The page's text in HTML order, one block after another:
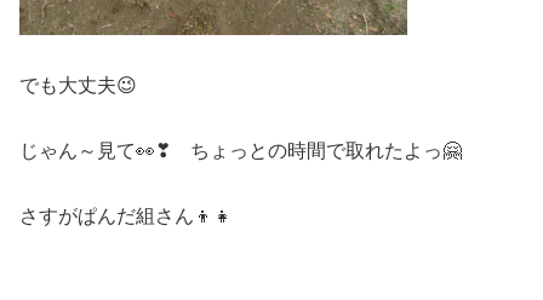
でも大丈夫😉
じゃん～見て👀❣ ちょっとの時間で取れたよっ🤗
さすがぱんだ組さん👦👧